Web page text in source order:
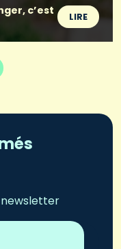
c’est
LIRE